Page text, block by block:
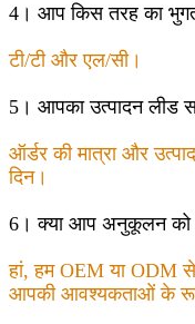
4। आप किस तरह का
टी/टी और एल/सी।
5। आपका उत्पादन लीड
ऑर्डर की मात्रा और
दिन।
6। क्या आप अनुकूलन को
हां, हम OEM या ODM
आपकी आवश्यकताओं के रूप